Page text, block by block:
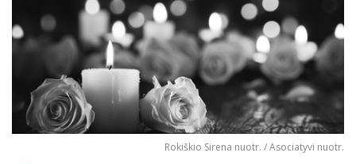
Rokiškio Sirena nuotr. / Asociatyvi nuotr.